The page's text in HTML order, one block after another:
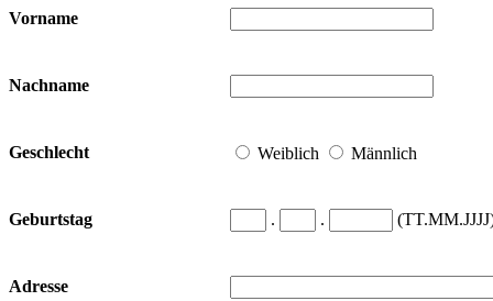
Vorname
Nachname
Geschlecht Weiblich Männlich
Geburtstag . .
Adresse